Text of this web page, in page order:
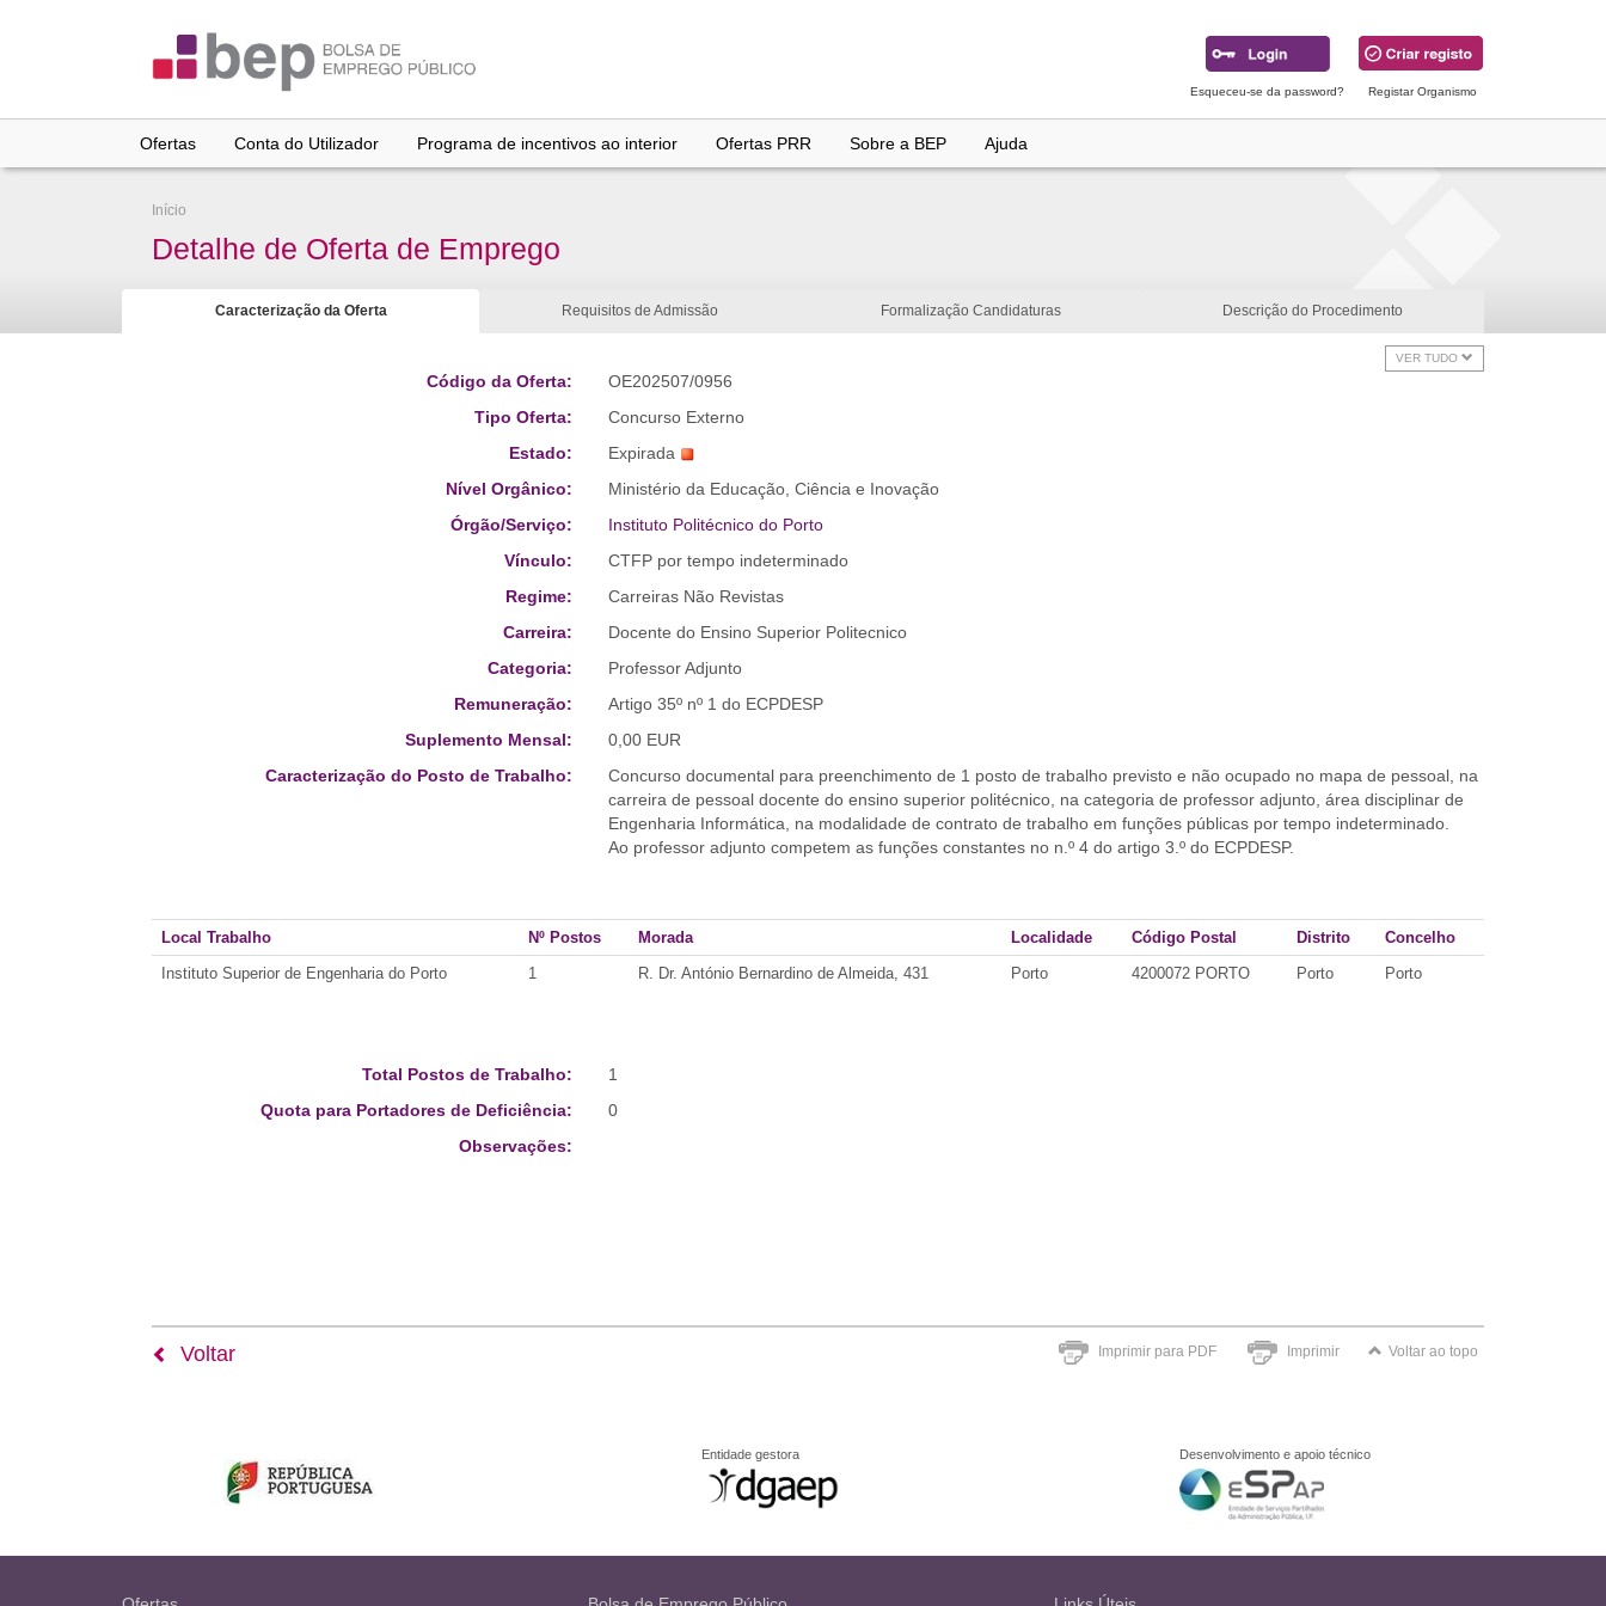
Esqueceu-se da password? Registar Organismo
Ofertas Conta do Utilizador Programa de incentivos ao interior Ofertas PRR Sobre a BEP Ajuda
Início
Detalhe de Oferta de Emprego
Caracterização da Oferta Requisitos de Admissão Formalização Candidaturas Descrição do Procedimento
VER TUDO
Código da Oferta:
OE202507/0956
Tipo Oferta:
Concurso Externo
Estado:
Expirada
Nível Orgânico:
Ministério da Educação, Ciência e Inovação
Órgão/Serviço:
Instituto Politécnico do Porto
Vínculo:
CTFP por tempo indeterminado
Regime:
Carreiras Não Revistas
Carreira:
Docente do Ensino Superior Politecnico
Categoria:
Professor Adjunto
Remuneração:
Artigo 35º nº 1 do ECPDESP
Suplemento Mensal:
0,00 EUR
Caracterização do Posto de Trabalho:
Concurso documental para preenchimento de 1 posto de trabalho previsto e não ocupado no mapa de pessoal, na
carreira de pessoal docente do ensino superior politécnico, na categoria de professor adjunto, área disciplinar de
Engenharia Informática, na modalidade de contrato de trabalho em funções públicas por tempo indeterminado.
Ao professor adjunto competem as funções constantes no n.º 4 do artigo 3.º do ECPDESP.
Local Trabalho Nº Postos Morada Localidade Código Postal Distrito
Concelho
Instituto Superior de Engenharia do Porto
1 R. Dr. António Bernardino de Almeida, 431 Porto 4200072 PORTO Porto Porto
Total Postos de Trabalho:
1
Quota para Portadores de Deficiência:
0
Observações:
Imprimir para PDF Imprimir Voltar ao topo
Voltar
Entidade gestora Desenvolvimento e apoio técnico